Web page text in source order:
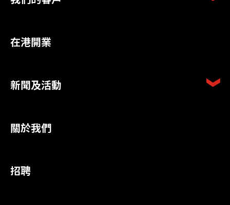
在港開業
新聞及活動
關於我們
招聘